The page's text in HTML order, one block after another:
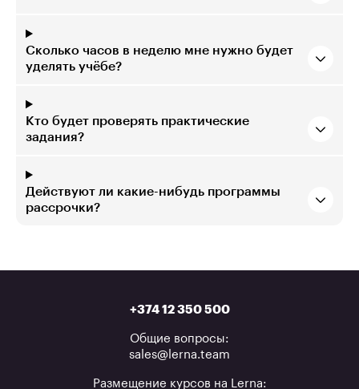
Сколько часов в неделю мне нужно будет
уделять учёбе?
Кто будет проверять практические
задания?
Действуют ли какие-нибудь программы
рассрочки?
+374 12 350 500
Общие вопросы:
sales@lerna.team
Размещение курсов на Lerna: